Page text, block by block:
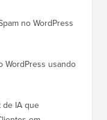
no WordPress
WordPress usando
de IA que